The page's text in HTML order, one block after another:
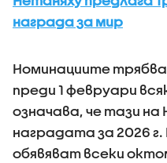
награда за мир
Номинациите
преди 1 февруари
означава, че тази
наградата за 2026
обявяват всеки